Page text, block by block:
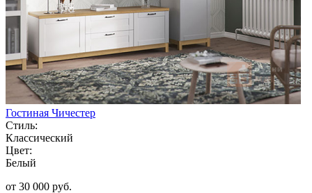
Гостиная Чичестер
Стиль:
Классический
Цвет:
Белый
от 30 000 руб.